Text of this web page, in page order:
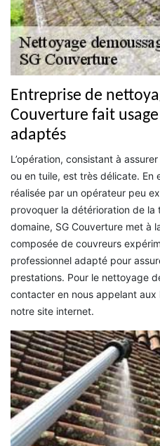
Entreprise de
Couverture fait
adaptés
L’opération, consistant à
ou en tuile, est très délicate. En
réalisée par un opérateur peu
provoquer la détérioration de la
domaine, SG Couverture met à
composée de couvreurs
professionnel adapté pour
prestations. Pour le nettoyage
contacter en nous appelant
notre site internet.